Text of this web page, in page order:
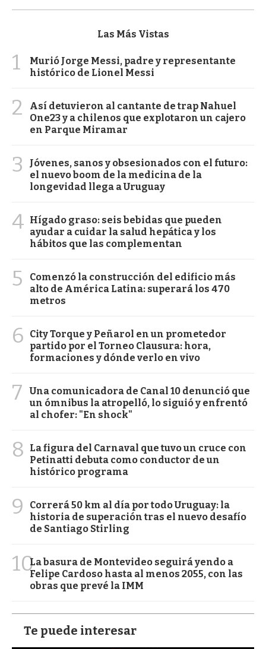
Las Más Vistas
1
Murió Jorge Messi, padre y representante
histórico de Lionel Messi
2
Así detuvieron al cantante de trap Nahuel
One23 y a chilenos que explotaron un cajero
en Parque Miramar
3
Jóvenes, sanos y obsesionados con el futuro:
el nuevo boom de la medicina de la
longevidad llega a Uruguay
4 Hígado graso: seis bebidas que pueden
ayudar a cuidar la salud hepática y los
hábitos que las complementan
5
Comenzó la construcción del edificio más
alto de América Latina: superará los 470
metros
6
City Torque y Peñarol en un prometedor
partido por el Torneo Clausura: hora,
formaciones y dónde verlo en vivo
7
Una comunicadora de Canal 10 denunció que
un ómnibus la atropelló, lo siguió y enfrentó
al chofer: "En shock"
8
La figura del Carnaval que tuvo un cruce con
Petinatti debuta como conductor de un
histórico programa
9
Correrá 50 km al día por todo Uruguay: la
historia de superación tras el nuevo desafío
de Santiago Stirling
10La basura de Montevideo seguirá yendo a
Felipe Cardoso hasta al menos 2055, con las
obras que prevé la IMM
Te puede interesar